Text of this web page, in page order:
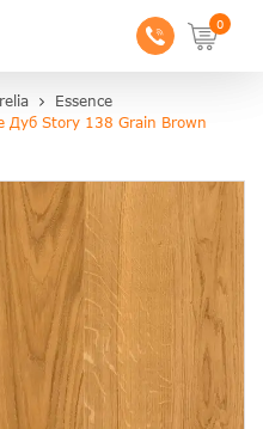
0
Essence
Дуб Story 138 Grain Brown